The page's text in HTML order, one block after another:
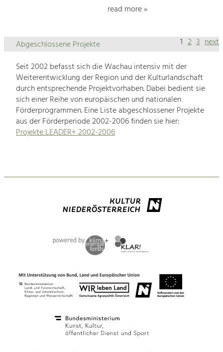
read more »
1 2 3 next
Abgeschlossene Projekte
Seit 2002 befasst sich die Wachau intensiv mit der
Weiterentwicklung der Region und der Kulturlandschaft
durch entsprechende Projektvorhaben. Dabei bedient sie
sich einer Reihe von europäischen und nationalen
Förderprogrammen. Eine Liste abgeschlossener Projekte
aus der Förderperiode 2002-2006 finden sie hier:
Projekte LEADER+ 2002-2006